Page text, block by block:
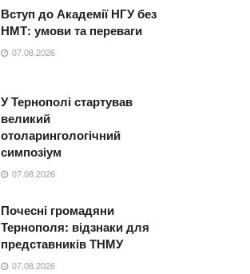
Вступ до Академії НГУ без
НМТ: умови та переваги
07.08.2026
У Тернополі стартував
великий
отоларингологічний
симпозіум
07.08.2026
Почесні громадяни
Тернополя: відзнаки для
представників ТНМУ
07.08.2026